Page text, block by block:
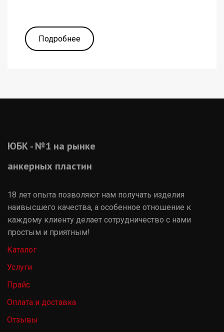
Подробнее
ЮБК - №1 на рынке
анкерных пластин
18 лет опыта позволяют нам получать изделия
наивысшего качества, а особенное отношение к
каждому клиенту делает сотрудничество с нами
простым и приятным!
Каталог
Услуги
Прайс
Оплата и доставка
Отзывы